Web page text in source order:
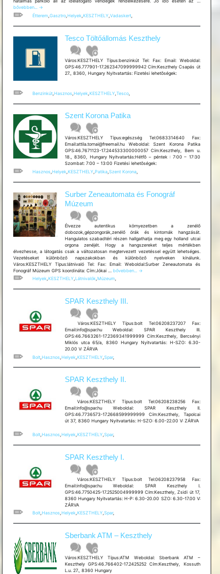
bővebben... →
Étterem Gasztro, Helyek, KESZTHELY, Vadaskert,
Tesco Töltőállomás Keszthely
Város:KESZTHELY Típus:benzinkút Tel: Fax: Email: Weboldal:
GPS:46.777901-17.262347099999942 Cím:Keszthely Csapás út
27., 8360, Hungary Nyitvatartás: Fizetési lehetõségek:
Benzinkút, Hasznos, Helyek, KESZTHELY, Tesco,
Szent Korona Patika
Város:KESZTHELY Típus:egészség Tel:0683314640 Fax:
Email:attila.tornai@freemail.hu Weboldal: Szent Korona Patika
GPS:46.7671123-17.244533300000057 Cím:Keszthely, Bem u.
18., 8360, Hungary Nyitvatartás:Hétfõ – péntek : 7:00 – 17:30
Szombat: 7:00 – 13:00 Fizetési lehetõségek:
Hasznos, Helyek, KESZTHELY, Patika, Szent Korona,
Surber Zeneautomata és Fonográf
Múzeum
Élvezze autentikus környezetben a zenélő
dobozok,gépzongorák,zenélő órák és kintornák hangzását.
Hangulatos szabadtéri részen hallgathatja meg egy holland utcai
orgona zenéjét. Hogy a hangszereket teljes mértékben
élvezhesse, a látogatás csak a változatosan megtervezett vezetéssel együtt lehetséges.
Vezetéseket különböző napszakokban és különböző nyelveken kínálunk.
Város:KESZTHELY Típus:látnivaló Tel: Fax: Email: Weboldal:Surber Zeneautomata és
Fonográf Múzeum GPS koordináta: Cím:Jókai … Surber
és
Fonográf
bővebben...
→
Helyek,KESZTHELY,Látnivalók,Múzeum,
SPAR Keszthely III.
Város:KESZTHELY Típus:bolt Tel:06208237207 Fax:
Email:info@spar.hu Weboldal: SPAR Keszthely III.
GPS:46.7663261-17.2369341999999 Cím:Keszthely, Bercsényi
Miklós utca 65/a, 8360 Hungary Nyitvatartás: H-SZO: 6.30-
20.00 V: ZÁRVA
Bolt, Hasznos, Helyek, KESZTHELY, Spar,
SPAR Keszthely II.
Város:KESZTHELY Típus:bolt Tel:06208238256 Fax:
Email:info@spar.hu Weboldal: SPAR Keszthely II.
GPS:46.7736573-17.2668599999999 Cím:Keszthely, Tapolcai
út 37, 8360 Hungary Nyitvatartás: H-SZO: 6.00-22.00 V: ZÁRVA
Bolt, Hasznos, Helyek, KESZTHELY, Spar,
SPAR Keszthely I.
Város:KESZTHELY Típus:bolt Tel:06208237958 Fax:
Email:info@spar.hu Weboldal: SPAR Keszthely I.
GPS:46.7750425-17.2525004999999 Cím:Keszthely, Zsidi út 17,
8360 Hungary Nyitvatartás: H-P: 6.30-20.00 SZO: 6.30-17.00 V:
ZÁRVA
Bolt,Hasznos,Helyek,KESZTHELY,Spar,
Sberbank ATM – Keszthely
Város:KESZTHELY Típus:ATM Weboldal: Sberbank ATM –
Keszthely GPS:46.766402-17.2425252 Cím:Keszthely, Kossuth
L.u. 27., 8360 Hungary